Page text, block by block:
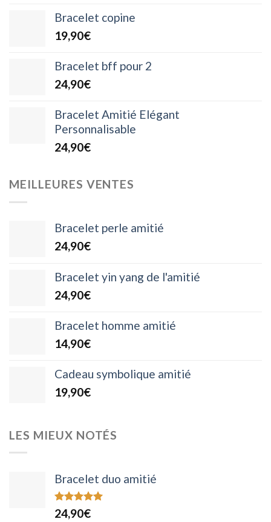
Bracelet copine
19,90€
Bracelet bff pour 2
24,90€
Bracelet Amitié Elégant
Personnalisable
24,90€
MEILLEURES VENTES
Bracelet perle amitié
24,90€
Bracelet yin yang de l'amitié
24,90€
Bracelet homme amitié
14,90€
Cadeau symbolique amitié
19,90€
LES MIEUX NOTÉS
Bracelet duo amitié
Note5.00
sur 5
24,90€